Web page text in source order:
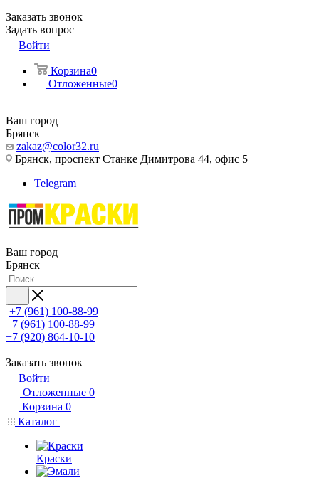
Заказать звонок
Задать вопрос
Войти
Корзина0
Отложенные0
Ваш город
Брянск
zakaz@color32.ru
Брянск, проспект Станке Димитрова 44, офис 5
Telegram
Ваш город
Брянск
+7 (961) 100-88-99
+7 (961) 100-88-99
+7 (920) 864-10-10
Заказать звонок
Войти
Отложенные 0
Корзина 0
Каталог
Краски